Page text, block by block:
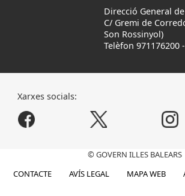
Direcció General
C/ Gremi de
Son Rossinyol)
Telèfon 971176200 -
Xarxes socials:
© GOVERN ILLES BALEARS
CONTACTE
AVÍS LEGAL MAPA WEB